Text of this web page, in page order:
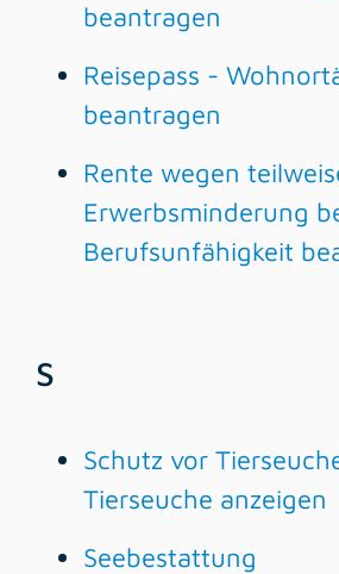
beantragen
Reisepass -
beantragen
Rente wegen
Erwerbsminderung
Berufsunfähigkeit
S
Schutz vor
Tierseuche anzeigen
Seebestattung